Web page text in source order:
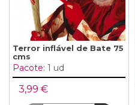
Terror inflável de Bate 75
cms
Pacote: 1 ud
3,99 €